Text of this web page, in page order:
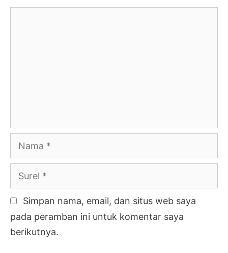
Nama
Surel
Simpan nama, email, dan situs web saya
pada peramban ini untuk komentar saya
berikutnya.